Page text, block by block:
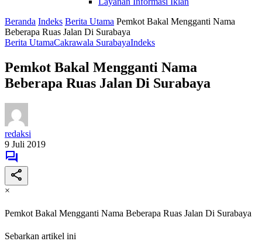
Beranda Indeks Berita Utama Pemkot Bakal Mengganti Nama
Beberapa Ruas Jalan Di Surabaya
Berita UtamaCakrawala SurabayaIndeks
Pemkot Bakal Mengganti Nama
Beberapa Ruas Jalan Di Surabaya
redaksi
9 Juli 2019
×
Pemkot Bakal Mengganti Nama Beberapa Ruas Jalan Di Surabaya
Sebarkan artikel ini